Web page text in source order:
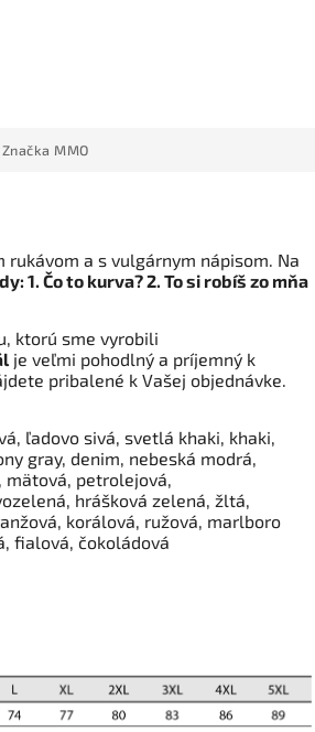
Značka MMO
a s vulgárnym nápisom. Na
1. Čo to kurva? 2. To si robíš zo mňa
ktorú sme vyrobili
je veľmi pohodlný a príjemný k
pribalené k Vašej objednávke.
ľadovo sivá, svetlá khaki, khaki,
gray, denim, nebeská modrá,
mätová, petrolejová,
hrášková zelená, žltá,
korálová, ružová, marlboro
fialová, čokoládová